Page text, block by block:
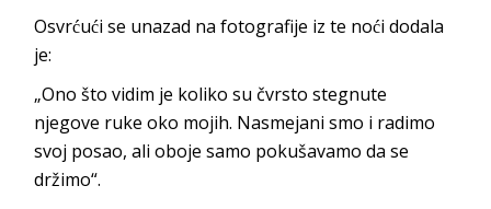
Osvrćući se unazad na fotografije iz te noći dodala
je:
„Ono što vidim je koliko su čvrsto stegnute
njegove ruke oko mojih. Nasmejani smo i radimo
svoj posao, ali oboje samo pokušavamo da se
držimo“.